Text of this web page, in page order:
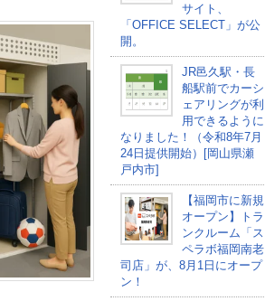
サイト、
「OFFICE SELECT」が公
開。
JR邑久駅・長
船駅前でカーシ
ェアリングが利
用できるように
なりました！（令和8年7月
24日提供開始）[岡山県瀬
戸内市]
【福岡市に新規
オープン】トラ
ンクルーム「ス
ペラボ福岡南老
司店」が、8月1日にオープ
ン！